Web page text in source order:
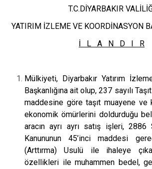
T.C.DİYARBAKIR
YATIRIM İZLEME VE KOORDİNASYON
İ L A N D I R
Mülkiyeti, Diyarbakır Yatırım
Başkanlığına ait olup, 237 sayılı
maddesine göre taşıt muayene ve
ekonomik ömürlerini doldurduğu
aracın ayrı ayrı satış işleri, 2886
Kanununun 45’inci maddesi
(Arttırma) Usulü ile ihaleye
özellikleri ile muhammen bedel,